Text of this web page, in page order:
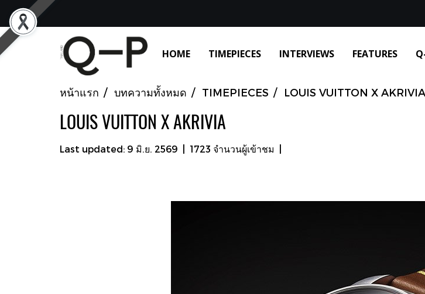
HOME TIMEPIECES INTERVIEWS FEATURES
หน้าแรก บทความทั้งหมด TIMEPIECES LOUIS VUITTON X AKRIVIA
LOUIS VUITTON X AKRIVIA
Last updated: 9 มิ.ย. 2569 1723 จำนวนผู้เข้าชม